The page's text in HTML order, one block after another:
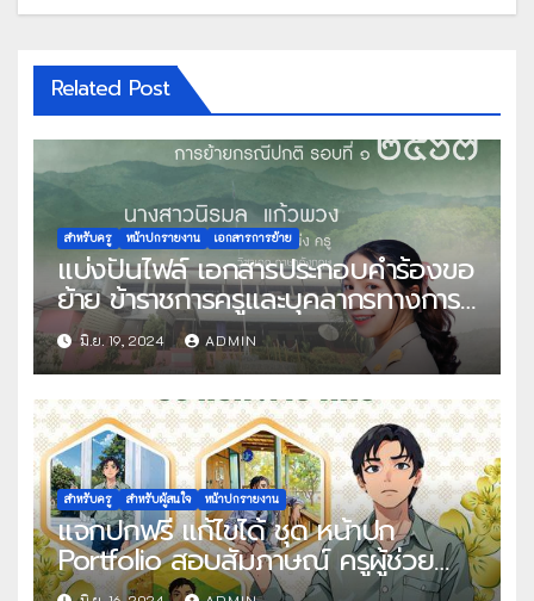
Related Post
สำหรับครู หน้าปกรายงาน เอกสารการย้าย
แบ่งปันไฟล์ เอกสารประกอบคำร้องขอ
ย้าย ข้าราชการครูและบุคลากรทางการ
ศึกษา ตำแหน่งครู สังกัดกระทรวง
ศึกษาธิการ การย้ายกรณีปกติ รอบที่ 1
พ.ศ.2567 พร้อมหน้าปก โดย คุณครู
นิรมล แก้วพวง
มิ.ย. 19, 2024 ADMIN
สำหรับครู สำหรับผู้สนใจ หน้าปกรายงาน
แจกปกฟรี แก้ไขได้ ชุด หน้าปก
Portfolio สอบสัมภาษณ์ ครูผู้ช่วย
ไฟล์ Power Point และไฟล์ เทมเพลต